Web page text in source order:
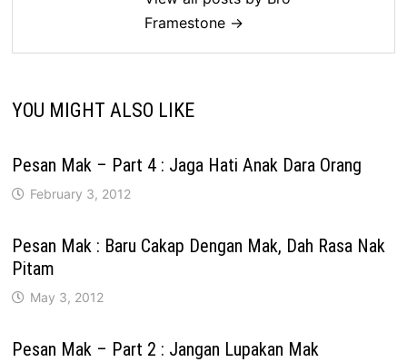
Framestone →
YOU MIGHT ALSO LIKE
Pesan Mak – Part 4 : Jaga Hati Anak Dara Orang
February 3, 2012
Pesan Mak : Baru Cakap Dengan Mak, Dah Rasa Nak
Pitam
May 3, 2012
Pesan Mak – Part 2 : Jangan Lupakan Mak